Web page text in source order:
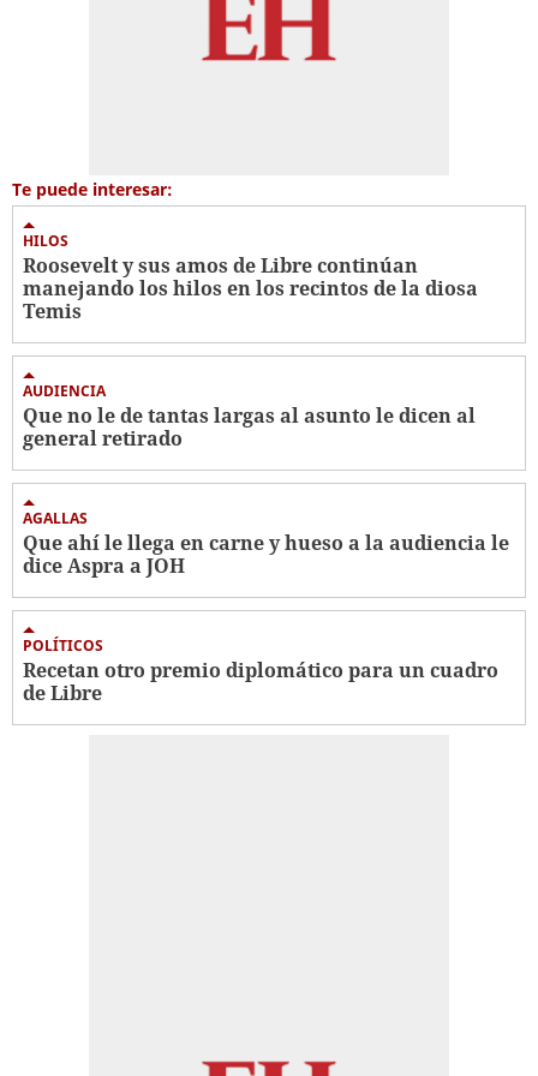
Te puede interesar:
HILOS
Roosevelt y sus amos de Libre continúan
manejando los hilos en los recintos de la diosa
Temis
AUDIENCIA
Que no le de tantas largas al asunto le dicen al
general retirado
AGALLAS
Que ahí le llega en carne y hueso a la audiencia le
dice Aspra a JOH
POLÍTICOS
Recetan otro premio diplomático para un cuadro
de Libre